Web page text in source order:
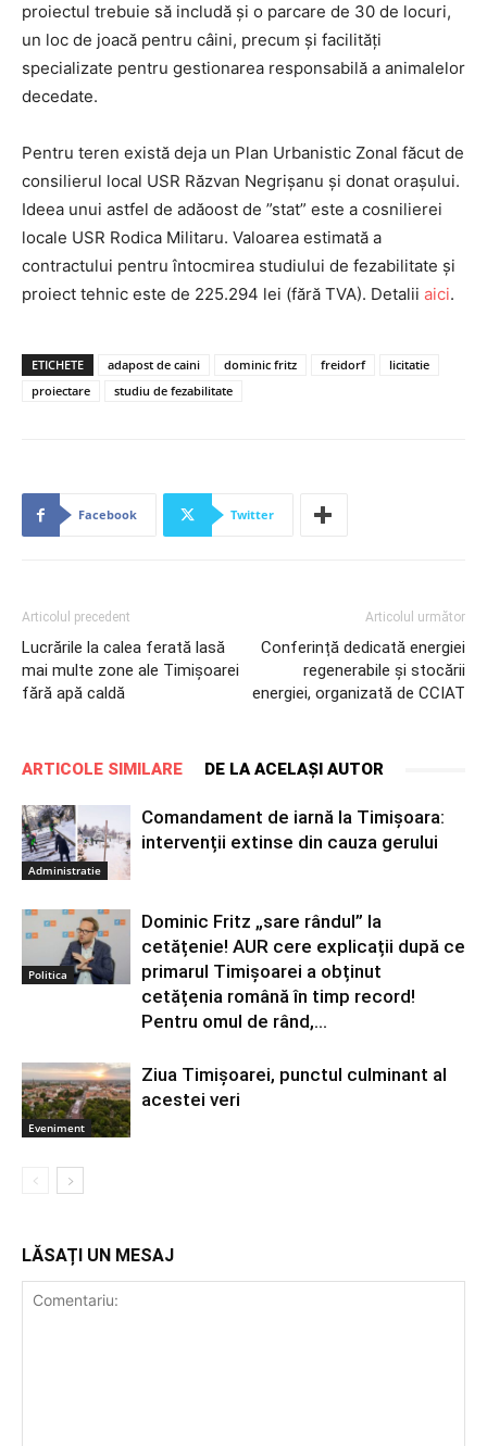
proiectul trebuie să includă și o parcare de 30 de locuri,
un loc de joacă pentru câini, precum și facilități
specializate pentru gestionarea responsabilă a animalelor
decedate.
Pentru teren există deja un Plan Urbanistic Zonal făcut de
consilierul local USR Răzvan Negrișanu și donat orașului.
Ideea unui astfel de adăoost de ”stat” este a cosnilierei
locale USR Rodica Militaru. Valoarea estimată a
contractului pentru întocmirea studiului de fezabilitate și
proiect tehnic este de 225.294 lei (fără TVA). Detalii aici.
ETICHETE adapost de caini dominic fritz freidorf
licitatie
proiectare
studiu de fezabilitate
Facebook Twitter
Articolul precedent
Lucrările la calea ferată lasă
mai multe zone ale Timișoarei
fără apă caldă
Articolul următor
Conferință dedicată energiei
regenerabile și stocării
energiei, organizată de CCIAT
ARTICOLE SIMILARE DE LA ACELAȘI AUTOR
Administratie
Comandament de iarnă la Timișoara:
intervenții extinse din cauza gerului
Politica
Dominic Fritz „sare rândul” la
cetățenie! AUR cere explicații după ce
primarul Timișoarei a obținut
cetățenia română în timp record!
Pentru omul de rând,...
Eveniment
Ziua Timișoarei, punctul culminant al
acestei veri
LĂSAȚI UN MESAJ